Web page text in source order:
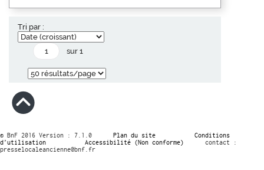
Tri par :
sur 1
© BnF 2016 Version : 7.1.0 Plan du site
Conditions
d’utilisation
Accessibilité (Non conforme)
contact :
presselocaleancienne@bnf.fr